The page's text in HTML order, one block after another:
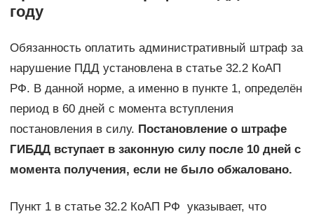
году
Обязанность оплатить административный штраф за
нарушение ПДД установлена в статье 32.2 КоАП
РФ. В данной норме, а именно в пункте 1, определён
период в 60 дней с момента вступления
постановления в силу. Постановление о штрафе
ГИБДД вступает в законную силу после 10 дней с
момента получения, если не было обжаловано.
Пункт 1 в статье 32.2 КоАП РФ указывает, что